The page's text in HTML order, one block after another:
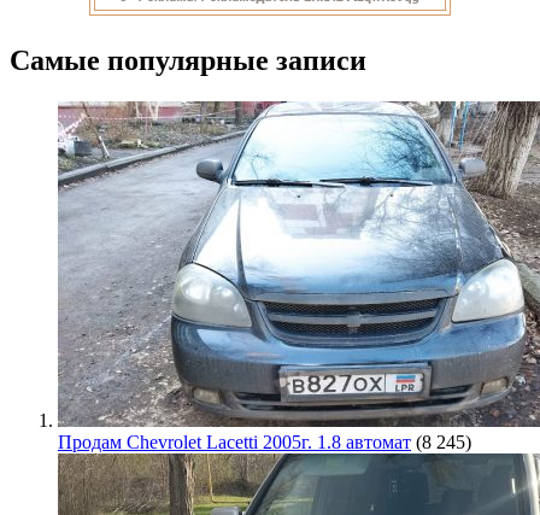
Самые популярные записи
Продам Chevrolet Lacetti 2005г. 1.8 автомат (8 245)